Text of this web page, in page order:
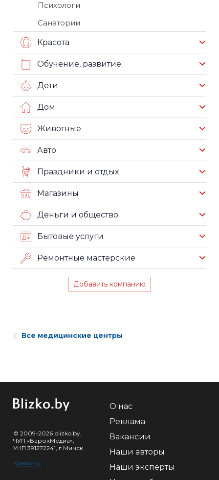
Психологи
Санатории
Красота
Обучение, развитие
Дети
Дом
Животные
Авто
Праздники и отдых
Магазины
Деньги и общество
Бытовые услуги
Ремонтные мастерские
Добавить компанию
Все медицинские центры
© 2009-2026 blizko.by,
ЧУП «БарокМедиа»,
УНП 391272241, г.Минск
Контакты
О нас
Реклама
Вакансии
Наши авторы
Наши эксперты